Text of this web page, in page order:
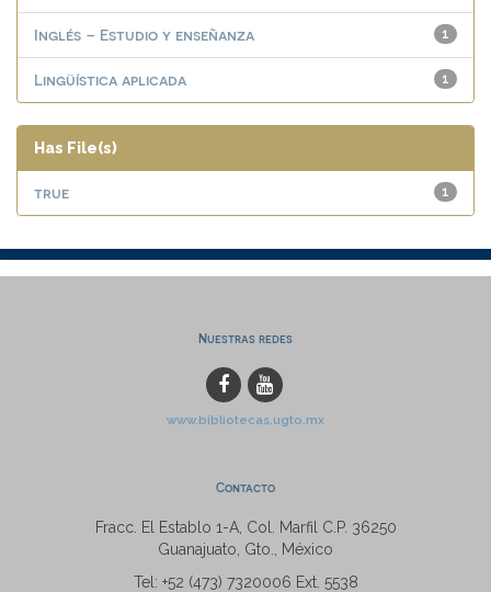
1
Inglés – Estudio y enseñanza
1
Lingüística aplicada
Has File(s)
1
true
Nuestras redes
www.bibliotecas.ugto.mx
Contacto
Fracc. El Establo 1-A, Col. Marfil C.P. 36250
Guanajuato, Gto., México
Tel: +52 (473) 7320006 Ext. 5538